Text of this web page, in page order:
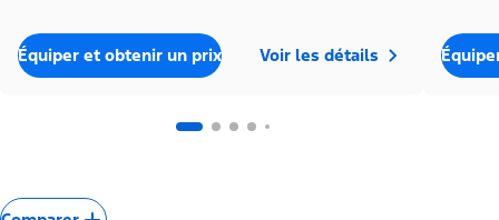
Équiper et obtenir un prix Voir les détails